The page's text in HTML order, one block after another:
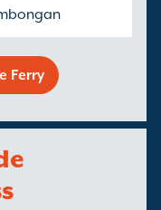
Ferry